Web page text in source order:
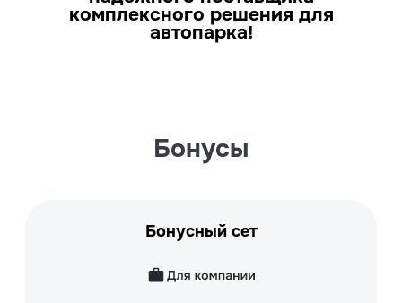
комплексного решения для
автопарка!
Бонусы
Бонусный сет